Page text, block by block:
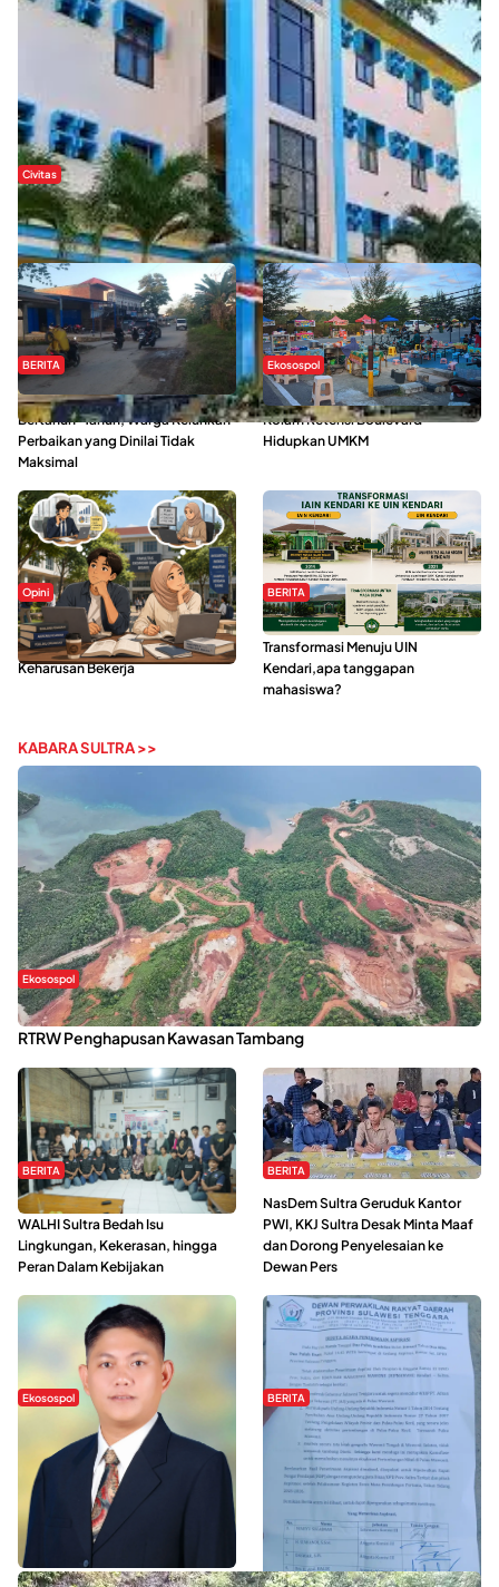
Civitas
Di Balik Kehidupan Ma’had Al-Jami’ah UIN Kendari : Mahasiswa
Ceritakan Manfaat dan Tantangan
BERITA
Jalan Pasar Baruga Rusak
Bertahun-Tahun, Warga Keluhkan
Perbaikan yang Dinilai Tidak
Maksimal
Ekosospol
Ramainya Aktivitas Olahraga di
Kolam Retensi Boulevard
Hidupkan UMKM
Opini
Kerasnya Kehidupan Mahasiswa di
Tengah Gempuran Tugas dan
Keharusan Bekerja
BERITA
IAIN Kendari Mantapkan
Transformasi Menuju UIN
Kendari,apa tanggapan
mahasiswa?
KABARA SULTRA >>
Ekosospol
Kabaena Menanti Kepastian Pemulihan Lingkungan Usai Revisi
RTRW Penghapusan Kawasan Tambang
BERITA
Refleksi Gerakan Perempuan,
WALHI Sultra Bedah Isu
Lingkungan, Kekerasan, hingga
Peran Dalam Kebijakan
BERITA
NasDem Sultra Geruduk Kantor
PWI, KKJ Sultra Desak Minta Maaf
dan Dorong Penyelesaian ke
Dewan Pers
Ekosospol
Slogan Pemberdayaan Lokal
Dinilai Hanya Pemanis, Tokoh
Pemuda Wilalang Kritik Dominasi
Orang Luar
BERITA
Hipmawani Bersama DPRD Sultra
Sepakati RDP Perihal IUP
Pertambangan di Pulau Wawonii
WISATA SULTRA >>